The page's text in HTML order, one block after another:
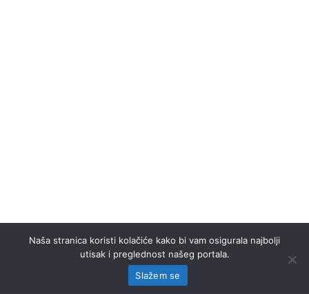
Naša stranica koristi kolačiće kako bi vam osigurala najbolji
utisak i preglednost našeg portala.
Slažem se